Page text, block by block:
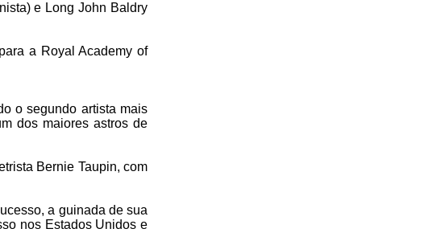
e Long John Baldry
a Royal Academy of
o segundo artista mais
dos maiores astros de
Bernie Taupin, com
a guinada de sua
nos Estados Unidos e